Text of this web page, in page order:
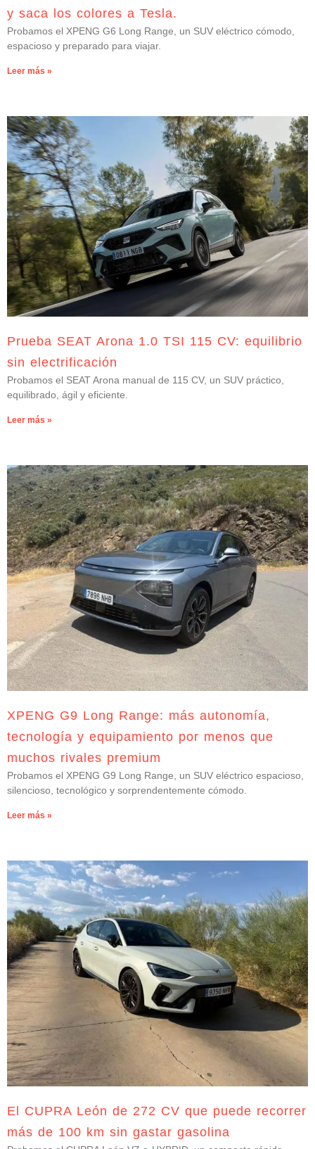
y saca los colores a Tesla.
Probamos el XPENG G6 Long Range, un SUV eléctrico cómodo,
espacioso y preparado para viajar.
Leer más »
Prueba SEAT Arona 1.0 TSI 115 CV: equilibrio
sin electrificación
Probamos el SEAT Arona manual de 115 CV, un SUV práctico,
equilibrado, ágil y eficiente.
Leer más »
XPENG G9 Long Range: más autonomía,
tecnología y equipamiento por menos que
muchos rivales premium
Probamos el XPENG G9 Long Range, un SUV eléctrico espacioso,
silencioso, tecnológico y sorprendentemente cómodo.
Leer más »
El CUPRA León de 272 CV que puede recorrer
más de 100 km sin gastar gasolina